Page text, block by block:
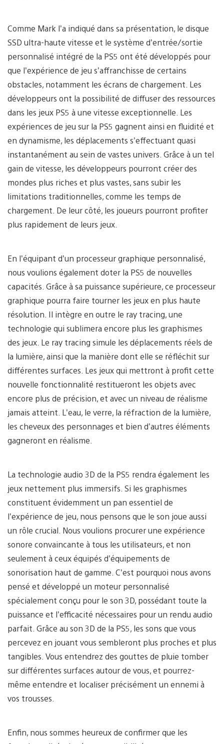
Comme Mark l’a indiqué dans sa présentation, le disque
SSD ultra-haute vitesse et le système d’entrée/sortie
personnalisé intégré de la PS5 ont été développés pour
que l’expérience de jeu s’affranchisse de certains
obstacles, notamment les écrans de chargement. Les
développeurs ont la possibilité de diffuser des ressources
dans les jeux PS5 à une vitesse exceptionnelle. Les
expériences de jeu sur la PS5 gagnent ainsi en fluidité et
en dynamisme, les déplacements s’effectuant quasi
instantanément au sein de vastes univers. Grâce à un tel
gain de vitesse, les développeurs pourront créer des
mondes plus riches et plus vastes, sans subir les
limitations traditionnelles, comme les temps de
chargement. De leur côté, les joueurs pourront profiter
plus rapidement de leurs jeux.
En l’équipant d’un processeur graphique personnalisé,
nous voulions également doter la PS5 de nouvelles
capacités. Grâce à sa puissance supérieure, ce processeur
graphique pourra faire tourner les jeux en plus haute
résolution. Il intègre en outre le ray tracing, une
technologie qui sublimera encore plus les graphismes
des jeux. Le ray tracing simule les déplacements réels de
la lumière, ainsi que la manière dont elle se réfléchit sur
différentes surfaces. Les jeux qui mettront à profit cette
nouvelle fonctionnalité restitueront les objets avec
encore plus de précision, et avec un niveau de réalisme
jamais atteint. L’eau, le verre, la réfraction de la lumière,
les cheveux des personnages et bien d’autres éléments
gagneront en réalisme.
La technologie audio 3D de la PS5 rendra également les
jeux nettement plus immersifs. Si les graphismes
constituent évidemment un pan essentiel de
l’expérience de jeu, nous pensons que le son joue aussi
un rôle crucial. Nous voulions procurer une expérience
sonore convaincante à tous les utilisateurs, et non
seulement à ceux équipés d’équipements de
sonorisation haut de gamme. C’est pourquoi nous avons
pensé et développé un moteur personnalisé
spécialement conçu pour le son 3D, possédant toute la
puissance et l’efficacité nécessaires pour un rendu audio
parfait. Grâce au son 3D de la PS5, les sons que vous
percevez en jouant vous sembleront plus proches et plus
tangibles. Vous entendrez des gouttes de pluie tomber
sur différentes surfaces autour de vous, et pourrez-
même entendre et localiser précisément un ennemi à
vos trousses.
Enfin, nous sommes heureux de confirmer que les